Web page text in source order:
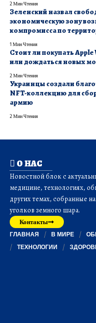
2 Мин Чтения
Зеленский назвал
экономическую зону
компромисса по
1 Мин Чтения
Стоит ли покупать Apple
или дождаться новых
2 Мин Чтения
Украинцы создали
NFT-коллекцию для
армию
2 Мин Чтения
О НАС
Новостной блок с
медицине, технологиях,
других темах, собранные
уголков земного шара.
Контакты
ГЛАВНАЯ В МИРЕ
ТЕХНОЛОГИИ